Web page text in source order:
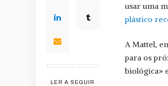
LER A SEGUIR
usar uma
plástico
A Mattel,
para os
biológica»